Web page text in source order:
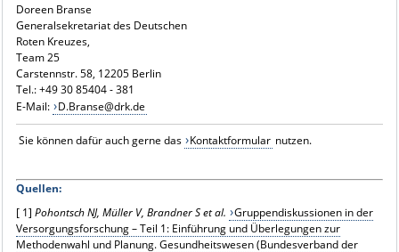
Doreen Branse
Generalsekretariat des Deutschen
Roten Kreuzes,
Team 25
Carstennstr. 58, 12205 Berlin
Tel.: +49 30 85404 - 381
E-Mail: D.Branse@drk.de
Sie können dafür auch gerne das Kontaktformular nutzen.
Quellen:
[ 1] PohontschNJ, Müller V, BrandnerS et al.
Gruppendiskussionen in der
Versorgungsforschung – Teil 1: Einführung und Überlegungen zur
Methodenwahl und Planung. Gesundheitswesen (Bundesverband der